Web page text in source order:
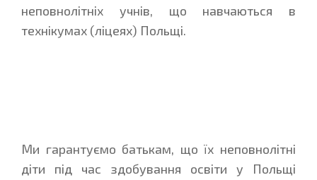
неповнолітніх учнів, що навчаються в
технікумах (ліцеях) Польщі.
Ми гарантуємо батькам, що їх неповнолітні
діти під час здобування освіти у Польщі